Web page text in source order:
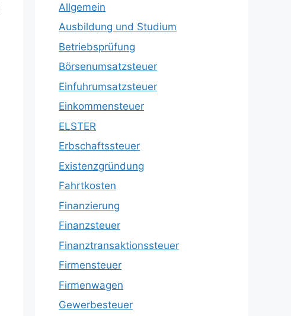
Allgemein
Ausbildung und Studium
Betriebsprüfung
Börsenumsatzsteuer
Einfuhrumsatzsteuer
Einkommensteuer
ELSTER
Erbschaftssteuer
Existenzgründung
Fahrtkosten
Finanzierung
Finanzsteuer
Finanztransaktionssteuer
Firmensteuer
Firmenwagen
Gewerbesteuer